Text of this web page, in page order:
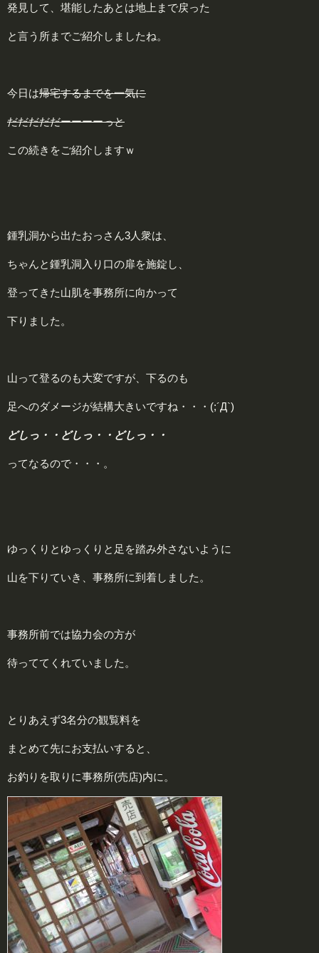
発見して、堪能したあとは地上まで戻った
と言う所までご紹介しましたね。
今日は帰宅するまでを一気に
だだだだだーーーーっと
この続きをご紹介しますｗ
鍾乳洞から出たおっさん3人衆は、
ちゃんと鍾乳洞入り口の扉を施錠し、
登ってきた山肌を事務所に向かって
下りました。
山って登るのも大変ですが、下るのも
足へのダメージが結構大きいですね・・・(;´Д`)
どしっ・・どしっ・・どしっ・・
ってなるので・・・。
ゆっくりとゆっくりと足を踏み外さないように
山を下りていき、事務所に到着しました。
事務所前では協力会の方が
待っててくれていました。
とりあえず3名分の観覧料を
まとめて先にお支払いすると、
お釣りを取りに事務所(売店)内に。